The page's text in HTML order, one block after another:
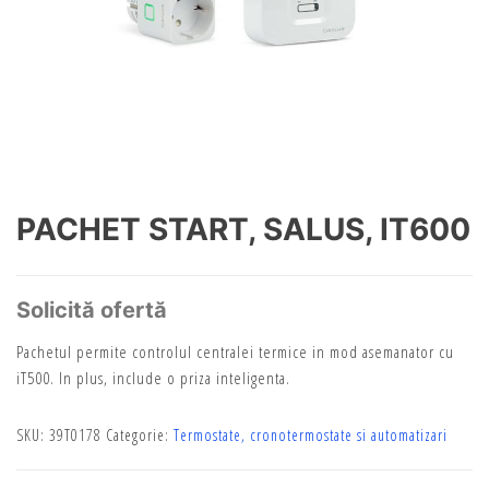
PACHET START, SALUS, IT600
Solicită ofertă
Pachetul permite controlul centralei termice in mod asemanator cu
iT500. In plus, include o priza inteligenta.
SKU: 39T0178 Categorie: Termostate, cronotermostate si automatizari